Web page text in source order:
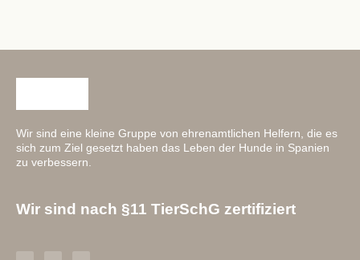
Wir sind eine kleine Gruppe von ehrenamtlichen Helfern, die es
sich zum Ziel gesetzt haben das Leben der Hunde in Spanien
zu verbessern.
Wir sind nach §11 TierSchG zertifiziert